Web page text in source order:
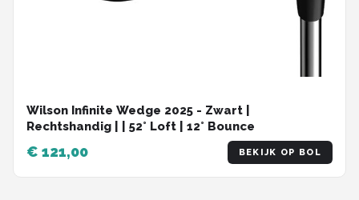
Wilson Infinite Wedge 2025 - Zwart |
Rechtshandig | | 52° Loft | 12° Bounce
€ 121,00 BEKIJK OP BOL